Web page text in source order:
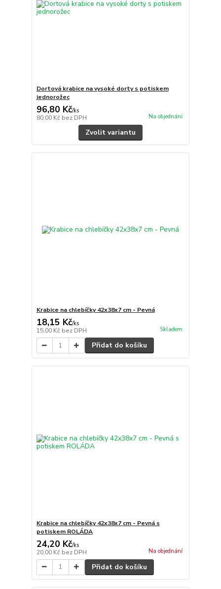
Dortová krabice na vysoké dorty s potiskem
jednorožec
96,80 Kč/ks
80,00 Kč bez DPH Na objednání
Zvolit variantu
Krabice na chlebíčky 42x38x7 cm - Pevná
18,15 Kč/ks
15,00 Kč bez DPH Skladem
Přidat do košíku
Krabice na chlebíčky 42x38x7 cm - Pevná s
potiskem ROLÁDA
24,20 Kč/ks
20,00 Kč bez DPH Na objednání
Přidat do košíku